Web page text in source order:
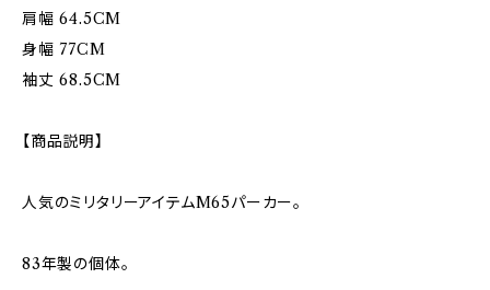
肩幅 64.5CM
身幅 77CM
袖丈 68.5CM
【商品説明】
人気のミリタリーアイテムM65パーカー。
83年製の個体。